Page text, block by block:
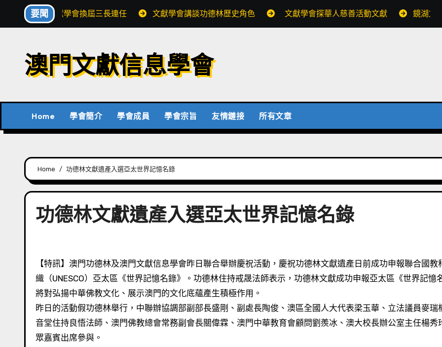
要聞 文獻學會換屆三長連任 文獻學會講談功德林歷史角色 文獻學會探華人慈善活動文獻 鏡湖文
澳門文獻信息學會
Home 學會簡介 學會成員 學會宗旨 友情鏈接 所有文章
Home 功德林文獻遺產入選亞太世界記憶名錄
功德林文獻遺產入選亞太世界記憶名錄
【特訊】澳門功德林及澳門文獻信息學會昨日聯合舉辦慶祝活動，慶祝功德林文獻遺產日前成功申報聯合國教科文組
織（UNESCO）亞太區《世界記憶名錄》。功德林住持戒晟法師表示，功德林文獻成功申報亞太區《世界記憶
將對弘揚中華佛教文化、展示澳門的文化底蘊產生積極作用。
昨日的活動假功德林舉行，中聯辦協調部副部長盛剛、副處長陶俊、澳區全國人大代表梁玉華、立法議員麥瑞
音堂住持良悟法師、澳門佛教總會常務副會長關偉霖、澳門中華教育會顧問劉羨冰、澳大校長辦公室主任楊秀
眾嘉賓出席參與。